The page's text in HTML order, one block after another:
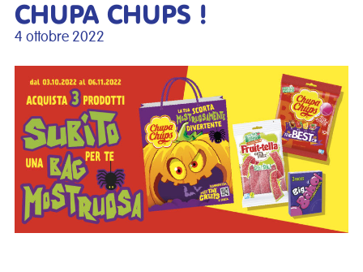
CHUPA CHUPS !
4 ottobre 2022